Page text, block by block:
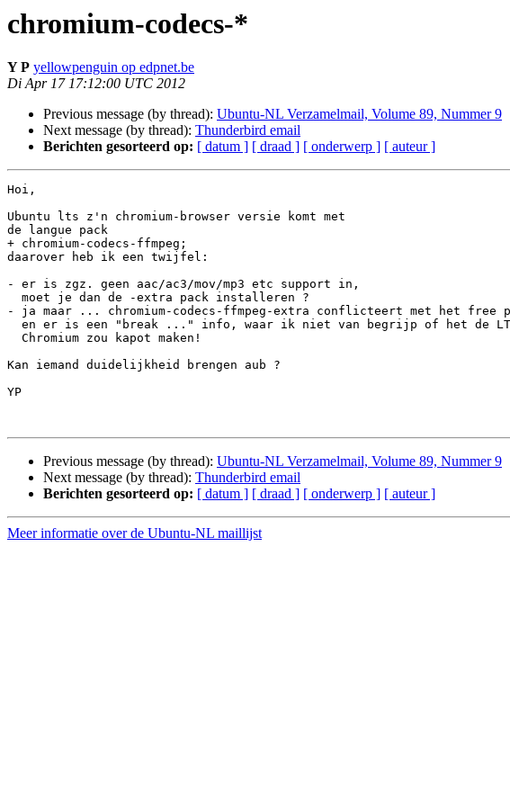
chromium-codecs-*
Y P yellowpenguin op edpnet.be
Di Apr 17 17:12:00 UTC 2012
Previous message (by thread): Ubuntu-NL Verzamelmail, Volume 89, Nummer 9
Next message (by thread): Thunderbird email
Berichten gesorteerd op: [ datum ] [ draad ] [ onderwerp ] [ auteur ]
Hoi,
Ubuntu lts z'n chromium-browser versie komt met
de langue pack
+ chromium-codecs-ffmpeg;
daarover heb ik een twijfel:
- er is zgz. geen aac/ac3/mov/mp3 etc support in,
- ja maar ... chromium-codecs-ffmpeg-extra conflicteert met het free
Kan iemand duidelijkheid brengen aub ?
YP
Previous message (by thread): Ubuntu-NL Verzamelmail, Volume 89, Nummer 9
Next message (by thread): Thunderbird email
Berichten gesorteerd op: [ datum ] [ draad ] [ onderwerp ] [ auteur ]
Meer informatie over de Ubuntu-NL maillijst